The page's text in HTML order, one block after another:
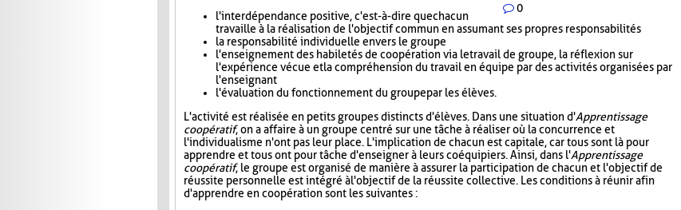
0
l'interdépendance positive, c'est-à-dire que chacun
travaille à la réalisation de l'objectif commun en assumant ses propres responsabilités
la responsabilité individuelle envers le groupe
l'enseignement des habiletés de coopération via le travail de groupe, la réflexion sur
l'expérience vécue et la compréhension du travail en équipe par des activités organisées par
l'enseignant
l'évaluation du fonctionnement du groupe par les élèves.
L'activité est réalisée en petits groupes distincts d'élèves. Dans une situation d'Apprentissage
coopératif, on a affaire à un groupe centré sur une tâche à réaliser où la concurrence et
l'individualisme n'ont pas leur place. L'implication de chacun est capitale, car tous sont là pour
apprendre et tous ont pour tâche d'enseigner à leurs coéquipiers. Ainsi, dans l'Apprentissage
coopératif, le groupe est organisé de manière à assurer la participation de chacun et l'objectif de
réussite personnelle est intégré à l'objectif de la réussite collective. Les conditions à réunir afin
d'apprendre en coopération sont les suivantes :